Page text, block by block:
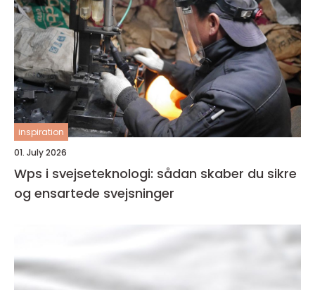
inspiration
01. July 2026
Wps i svejseteknologi: sådan skaber du sikre
og ensartede svejsninger